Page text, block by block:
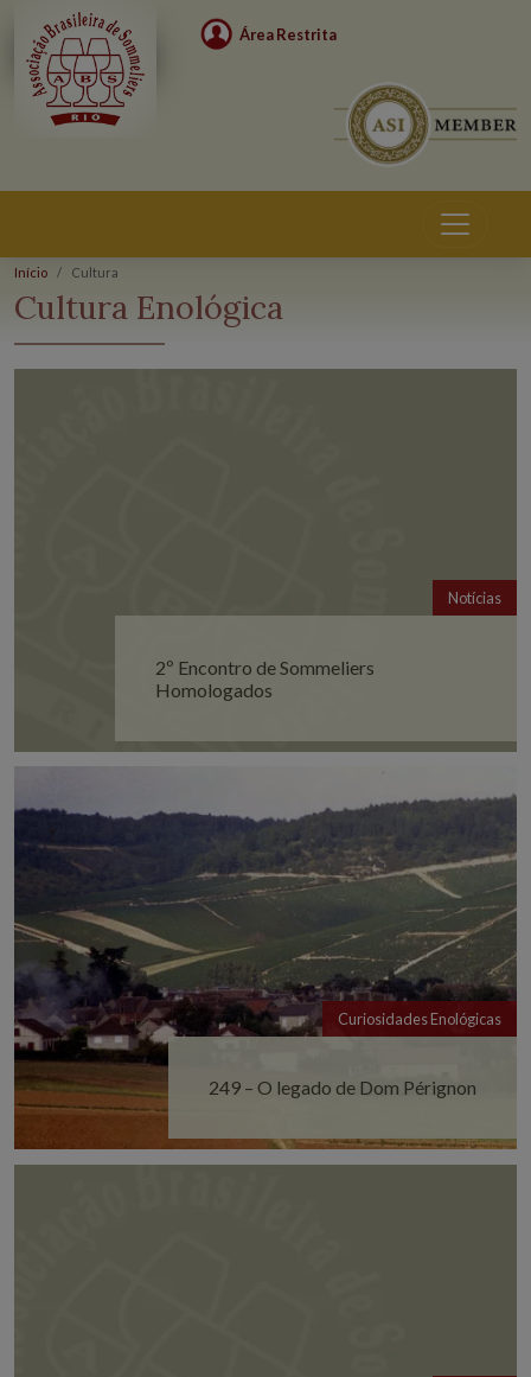
Área Restrita
Início Cultura
Cultura Enológica
Notícias
2º Encontro de Sommeliers
Homologados
Curiosidades Enológicas
249 – O legado de Dom Pérignon